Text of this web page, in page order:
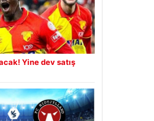
Yine dev satış